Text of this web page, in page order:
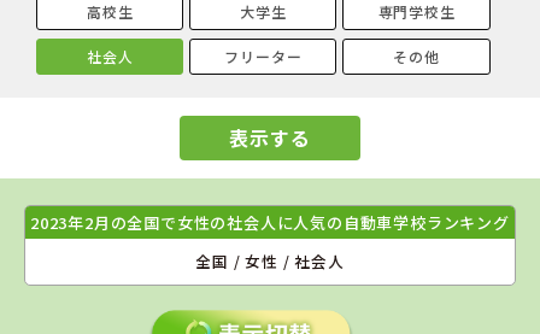
高校生 大学生 専門学校生
社会人 フリーター その他
表示する
2023年2月の全国で女性の社会人に人気の自動車学校ランキング
全国 / 女性 / 社会人